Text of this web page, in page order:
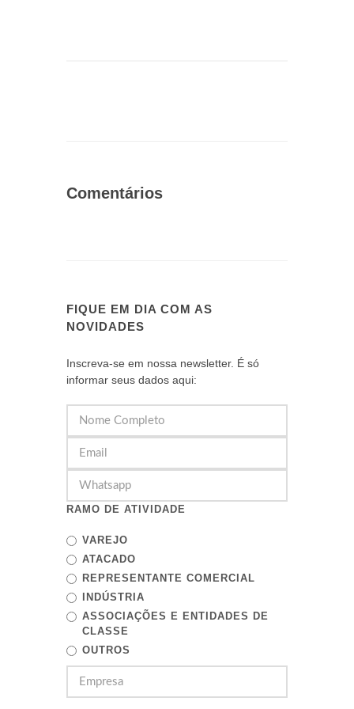
Comentários
FIQUE EM DIA COM AS
NOVIDADES
Inscreva-se em nossa newsletter. É só
informar seus dados aqui:
RAMO DE ATIVIDADE
VAREJO
ATACADO
REPRESENTANTE COMERCIAL
INDÚSTRIA
ASSOCIAÇÕES E ENTIDADES DE
CLASSE
OUTROS